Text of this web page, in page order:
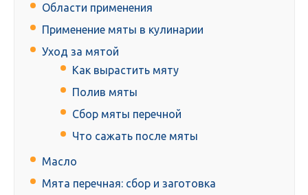
Области применения
Применение мяты в кулинарии
Уход за мятой
Как вырастить мяту
Полив мяты
Сбор мяты перечной
Что сажать после мяты
Масло
Мята перечная: сбор и заготовка